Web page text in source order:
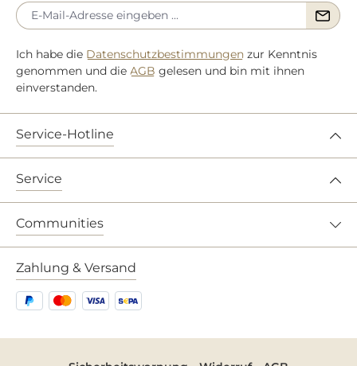
Ich habe die Datenschutzbestimmungen zur Kenntnis
genommen und die AGB gelesen und bin mit ihnen
einverstanden.
Service-Hotline
Service
Communities
Zahlung & Versand